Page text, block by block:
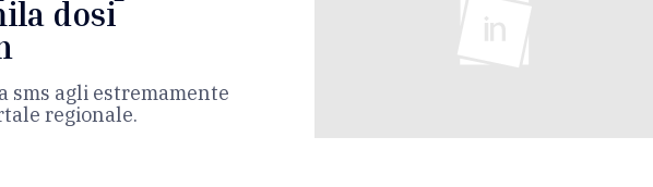
dosi
sms agli estremamente
regionale.